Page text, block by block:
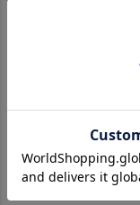
なる時期にぴったり
【かんたん手軽で手に
ラウンドにも手軽に
【透明でごわつかな
忘れがちな髪や頭皮